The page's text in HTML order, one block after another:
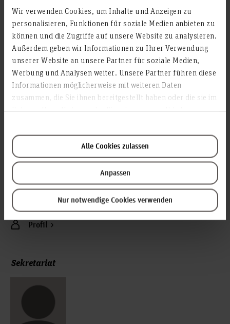
Wir verwenden Cookies, um Inhalte und Anzeigen zu
personalisieren, Funktionen für soziale Medien anbieten zu
können und die Zugriffe auf unsere Website zu analysieren.
Außerdem geben wir Informationen zu Ihrer Verwendung
unserer Website an unsere Partner für soziale Medien,
Werbung und Analysen weiter. Unsere Partner führen diese
Informationen möglicherweise mit weiteren Daten
zusammen, die Sie ihnen bereitgestellt haben oder die sie im
Alle Cookies zulassen
Anpassen
Nur notwendige Cookies verwenden
Studiengangsleitung
Christian Bremer, LfbA
Raum: 3D.1.07
Blumhardtstr. 2
30625 Hannover
christian.bremer(at)hs-hannover.de
Profil
Sekretariat